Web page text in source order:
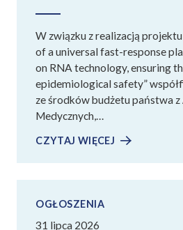
W związku z realizacją
of a universal fast-response
on RNA technology, ensuring
epidemiological safety”
ze środków budżetu państwa z
Medycznych,…
CZYTAJ WIĘCEJ
OGŁOSZENIA
31 lipca 2026